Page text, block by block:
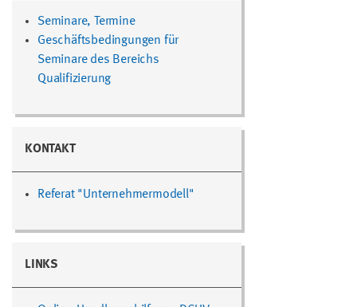
Seminare, Termine
Geschäftsbedingungen für
Seminare des Bereichs
Qualifizierung
KONTAKT
Referat "Unternehmermodell"
LINKS